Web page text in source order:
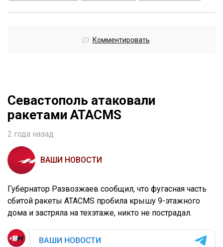
Комментировать
Севастополь атаковали
ракетами ATACMS
2 года назад
ВАШИ НОВОСТИ
Губернатор Развозжаев сообщил, что фугасная часть
сбитой ракеты ATACMS пробила крышу 9-этажного
дома и застряла на техэтаже, никто не пострадал.